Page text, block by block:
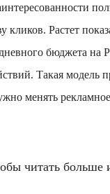
Растет
бюджета на
Такая модель
менять
читать больше